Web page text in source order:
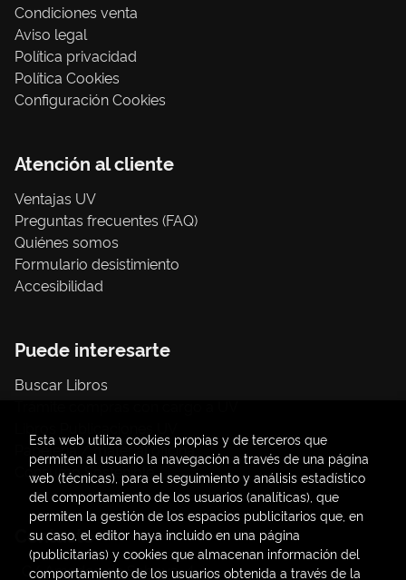
Condiciones venta
Aviso legal
Política privacidad
Política Cookies
Configuración Cookies
Atención al cliente
Ventajas UV
Preguntas frecuentes (FAQ)
Quiénes somos
Formulario desistimiento
Accesibilidad
Puede interesarte
Buscar Libros
Papelería / material oficina
Consumo Sostenible
Contacto
C/ Amadeo de Saboya, 4
Esta web utiliza cookies propias y de terceros que
permiten al usuario la navegación a través de una página
web (técnicas), para el seguimiento y análisis estadístico
del comportamiento de los usuarios (analíticas), que
permiten la gestión de los espacios publicitarios que, en
su caso, el editor haya incluido en una página
(publicitarias) y cookies que almacenan información del
comportamiento de los usuarios obtenida a través de la